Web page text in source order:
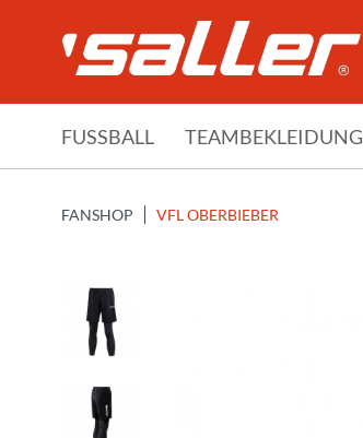
FUSSBALL TEAMBEKLEIDUNG
FANSHOP VFL OBERBIEBER